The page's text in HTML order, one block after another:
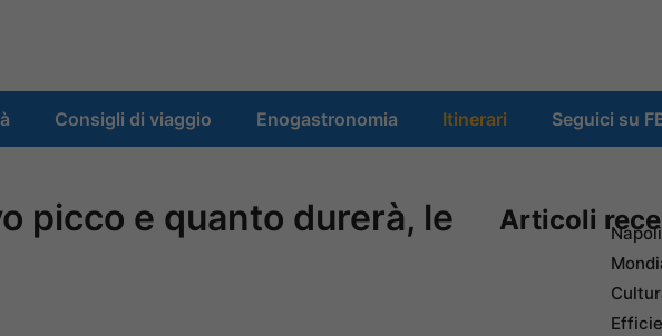
Consigli di viaggio Enogastronomia Itinerari Seguici su
picco e quanto durerà, le
Articoli